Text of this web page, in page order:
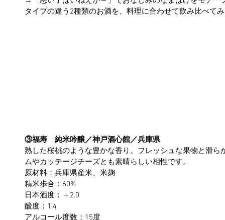
タイプの違う2種類のお酒を、料理に合わせて飲み比べて
③福寿　純米吟醸／神戸酒心館／兵庫県
熟した桜桃のような豊かな香り。フレッシュな果物と滑ら
ムやカッテージチーズとも素晴らしい相性です。
原材料：兵庫県産米、米麹
精米歩合：60%
日本酒度：＋2.0
酸度：1.4
アルコール度数：15度